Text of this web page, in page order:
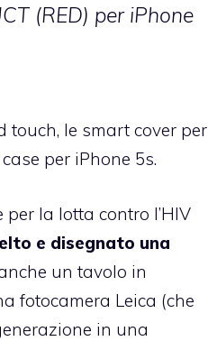
(RED) per iPhone
touch, le smart cover per
per iPhone 5s.
la lotta contro l’HIV
e disegnato una
un tavolo in
fotocamera Leica (che
in una